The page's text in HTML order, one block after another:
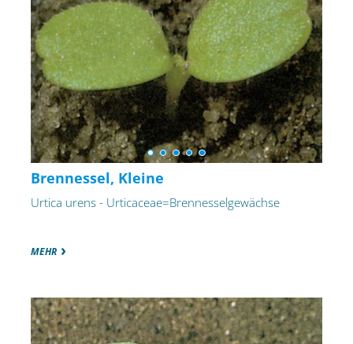
Brennessel, Kleine
Urtica urens - Urticaceae=Brennesselgewächse
MEHR